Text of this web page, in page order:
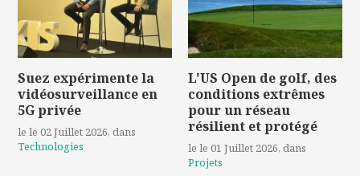
Suez expérimente la
vidéosurveillance en
5G privée
le le 02 Juillet 2026, dans
Technologies
L'US Open de golf, des
conditions extrêmes
pour un réseau
résilient et protégé
le le 01 Juillet 2026, dans
Projets